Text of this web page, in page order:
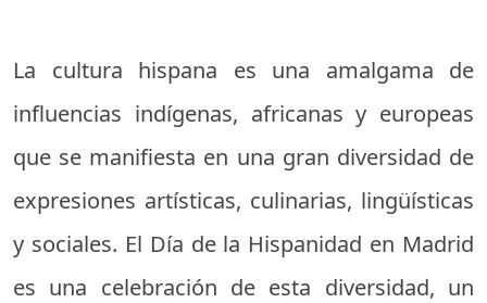
La cultura hispana es una amalgama de
influencias indígenas, africanas y europeas
que se manifiesta en una gran diversidad de
expresiones artísticas, culinarias, lingüísticas
y sociales. El Día de la Hispanidad en Madrid
es una celebración de esta diversidad, un